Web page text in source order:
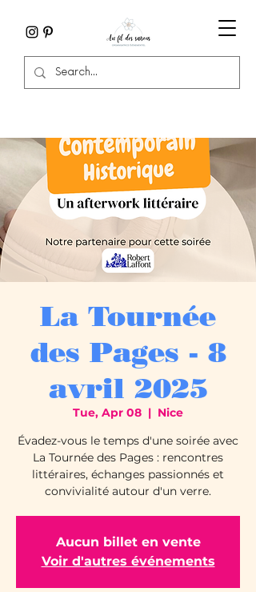
La Tournée
des Pages - 8
avril 2025
Tue, Apr 08
  |
Nice
Évadez-vous le temps d'une soirée avec
La Tournée des Pages : rencontres
littéraires, échanges passionnés et
convivialité autour d'un verre.
Aucun billet en vente
Voir d'autres événements